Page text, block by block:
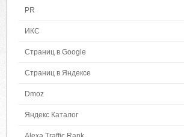
PR
ИКС
Страниц в Google
Страниц в Яндексе
Dmoz
Яндекс Каталог